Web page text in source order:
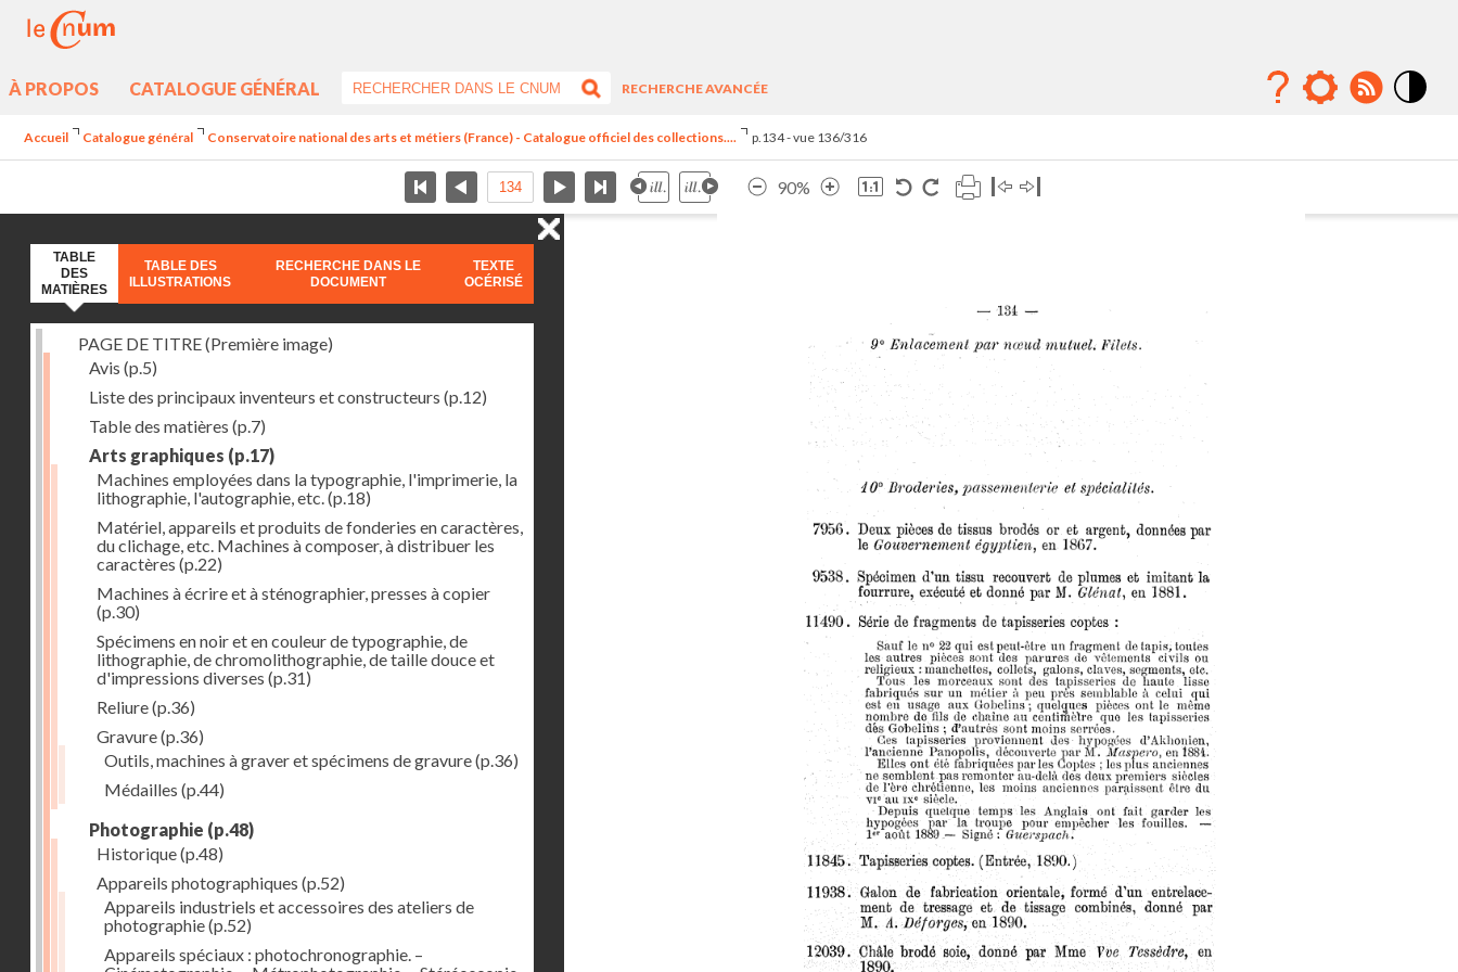
À PROPOS CATALOGUE GÉNÉRAL
RECHERCHE AVANCÉE
Accueil Catalogue général Conservatoire national des arts et métiers (France) - Catalogue officiel des collections.... p.134 - vue 136/316
90%
TABLE
DES
MATIÈRES
TABLE DES
ILLUSTRATIONS
RECHERCHE DANS LE
DOCUMENT
TEXTE
OCÉRISÉ
PAGE DE TITRE (Première image)
Avis (p.5)
Liste des principaux inventeurs et constructeurs (p.12)
Table des matières (p.7)
Arts graphiques (p.17)
Machines employées dans la typographie, l'imprimerie, la
lithographie, l'autographie, etc.(p.18)
Matériel, appareils et produits de fonderies en caractères,
du clichage, etc. Machines à composer, à distribuer les
caractères (p.22)
Machines à écrire et à sténographier, presses à copier
(p.30)
Spécimens en noir et en couleur de typographie, de
lithographie, de chromolithographie, de taille douce et
d'impressions diverses (p.31)
Reliure(p.36)
Gravure(p.36)
Outils, machines à graver et spécimens de gravure(p.36)
Médailles (p.44)
Photographie (p.48)
Historique(p.48)
Appareils photographiques (p.52)
Appareils industriels et accessoires des ateliers de
photographie(p.52)
Appareils spéciaux : photochronographie. –